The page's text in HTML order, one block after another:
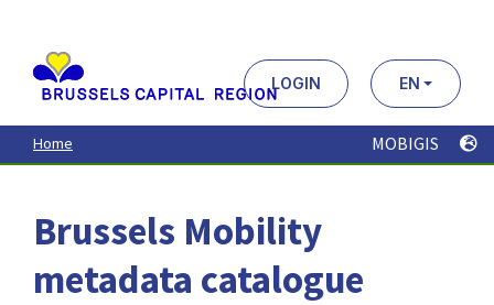
contenu
principal
LOGIN EN
Home MOBIGIS
Brussels Mobility
metadata catalogue